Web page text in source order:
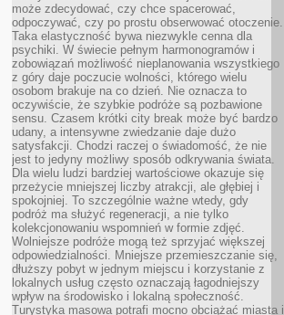
może zdecydować, czy chce spacerować,
odpoczywać, czy po prostu obserwować otoczenie.
Taka elastyczność bywa niezwykle cenna dla
psychiki. W świecie pełnym harmonogramów i
zobowiązań możliwość nieplanowania wszystkiego
z góry daje poczucie wolności, którego wielu
osobom brakuje na co dzień. Nie oznacza to
oczywiście, że szybkie podróże są pozbawione
sensu. Czasem krótki city break może być bardzo
udany, a intensywne zwiedzanie daje dużo
satysfakcji. Chodzi raczej o świadomość, że nie
jest to jedyny możliwy sposób odkrywania świata.
Dla wielu ludzi bardziej wartościowe okazuje się
przeżycie mniejszej liczby atrakcji, ale głębiej i
spokojniej. To szczególnie ważne wtedy, gdy
podróż ma służyć regeneracji, a nie tylko
kolekcjonowaniu wspomnień w formie zdjęć.
Wolniejsze podróże mogą też sprzyjać większej
odpowiedzialności. Mniejsze przemieszczanie się,
dłuższy pobyt w jednym miejscu i korzystanie z
lokalnych usług często oznaczają łagodniejszy
wpływ na środowisko i lokalną społeczność.
Turystyka masowa potrafi mocno obciążać miasta i